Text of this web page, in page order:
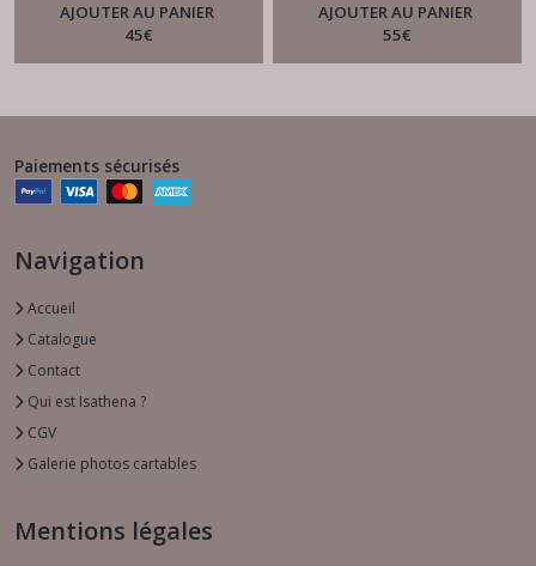
AJOUTER AU PANIER
45€
AJOUTER AU PANIER
55€
Paiements sécurisés
Navigation
Accueil
Catalogue
Contact
Qui est Isathena ?
CGV
Galerie photos cartables
Mentions légales